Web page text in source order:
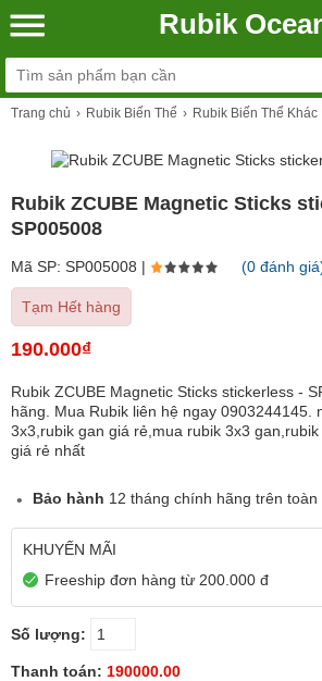
Rubik
Trang chủ Rubik Biến Thể Rubik Biến Thể Khác
Rubik ZCUBE Magnetic Sticks
SP005008
Mã SP: SP005008 | (0 đánh
Tạm Hết hàng
190.000₫
Rubik ZCUBE Magnetic Sticks stickerless -
hãng. Mua Rubik liên hệ ngay 0903244145.
3x3,rubik gan giá rẻ,mua rubik 3x3
giá rẻ nhất
Bảo hành 12 tháng chính hãng trên toàn
KHUYẾN MÃI
Freeship đơn hàng từ 200.000 đ
Số lượng:
Thanh toán: 190000.00